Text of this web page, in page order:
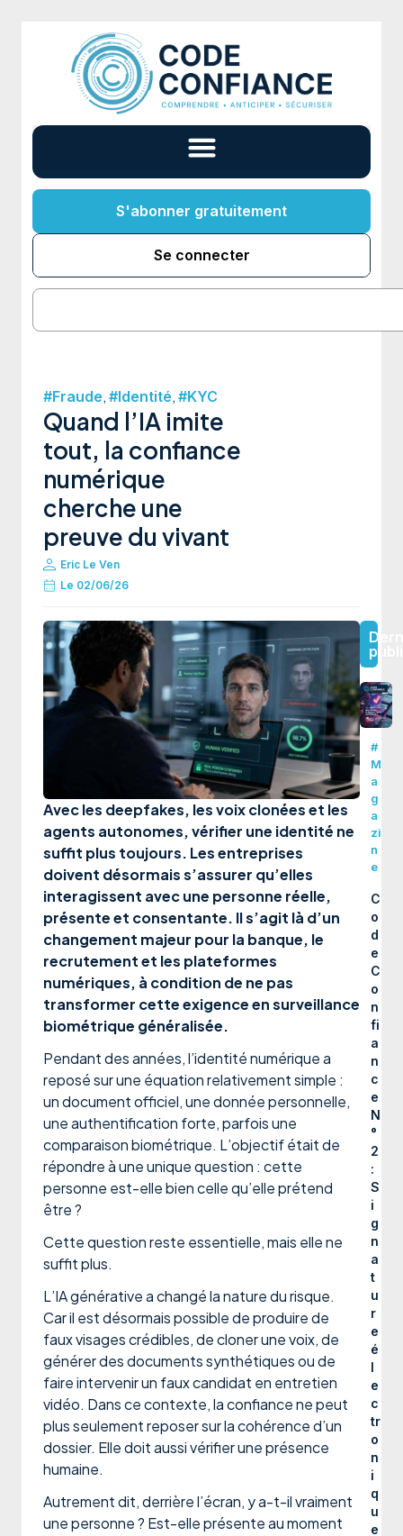
S'abonner gratuitement
Se connecter
#Fraude, #Identité, #KYC
Quand l’IA imite
tout, la confiance
numérique
cherche une
preuve du vivant
Eric Le Ven
Le 02/06/26
Avec les deepfakes, les voix clonées et les
agents autonomes, vérifier une identité ne
suffit plus toujours. Les entreprises
doivent désormais s’assurer qu’elles
interagissent avec une personne réelle,
présente et consentante. Il s’agit là d’un
changement majeur pour la banque, le
recrutement et les plateformes
numériques, à condition de ne pas
transformer cette exigence en surveillance
biométrique généralisée.
Pendant des années, l’identité numérique a
reposé sur une équation relativement simple :
un document officiel, une donnée personnelle,
une authentification forte, parfois une
comparaison biométrique. L’objectif était de
répondre à une unique question : cette
personne est-elle bien celle qu’elle prétend
être ?
Cette question reste essentielle, mais elle ne
suffit plus.
L’IA générative a changé la nature du risque.
Car il est désormais possible de produire de
faux visages crédibles, de cloner une voix, de
générer des documents synthétiques ou de
faire intervenir un faux candidat en entretien
vidéo. Dans ce contexte, la confiance ne peut
plus seulement reposer sur la cohérence d’un
dossier. Elle doit aussi vérifier une présence
humaine.
Autrement dit, derrière l’écran, y a-t-il vraiment
une personne ? Est-elle présente au moment
#
M
a
g
a
zi
n
e
C
o
d
e
C
o
n
fi
a
n
c
e
N
°
2
:
S
i
g
n
a
t
u
r
e
é
l
e
c
tr
o
n
i
q
u
e